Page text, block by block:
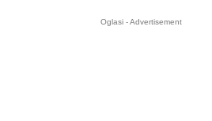
Oglasi - Advertisement